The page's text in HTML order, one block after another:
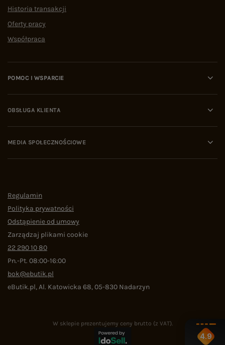
Historia transakcji
Oferty pracy
Współpraca
POMOC I WSPARCIE
OBSŁUGA KLIENTA
MEDIA SPOŁECZNOŚCIOWE
Regulamin
Polityka prywatności
Odstąpienie od umowy
Zarządzaj plikami cookie
22 290 10 80
Pn.-Pt. 08:00-16:00
bok@ebutik.pl
eButik.pl,Al. Katowicka 68,05-830 Nadarzyn
W sklepie prezentujemy ceny brutto (z VAT).
4.9